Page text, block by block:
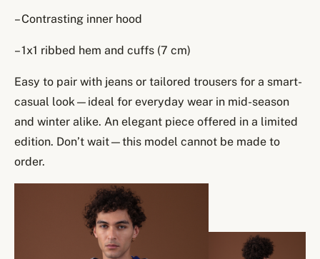
– Contrasting inner hood
– 1x1 ribbed hem and cuffs (7 cm)
Easy to pair with jeans or tailored trousers for a smart-
casual look—ideal for everyday wear in mid-season
and winter alike. An elegant piece offered in a limited
edition. Don’t wait—this model cannot be made to
order.